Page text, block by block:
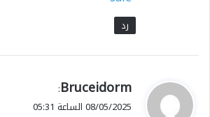
رد
ي
ق
Bruceidorm
:
08/05/2025 الساعة 05:31